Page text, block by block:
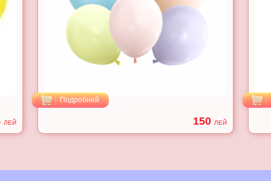
ЛЕЙ
Подробней
150 ЛЕЙ